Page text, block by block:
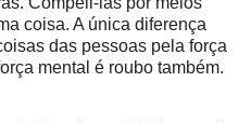
coisa. A única diferença
das pessoas pela força
mental é roubo também.